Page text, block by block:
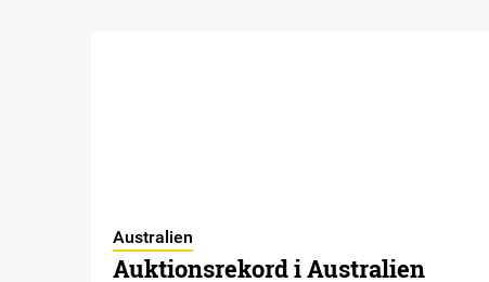
Australien
Auktionsrekord i Australien